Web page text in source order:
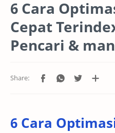
6 Cara
Cepat
Pencari &
6 Cara